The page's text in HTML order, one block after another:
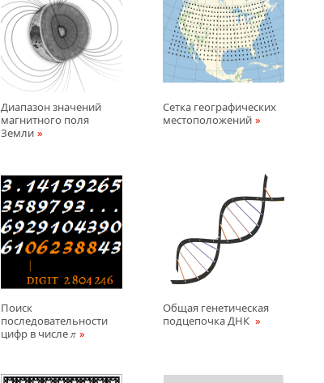
Диапазон значений
магнитного поля
Земли
Сетка географических
местоположений
Поиск
последовательности
цифр в числе π
Общая генетическая
подцепочка ДНК